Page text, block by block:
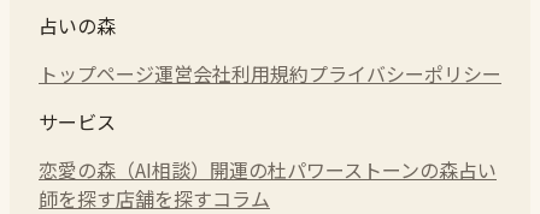
占いの森
トップページ運営会社利用規約プライバシーポリシー
サービス
恋愛の森（AI相談） 開運の杜パワーストーンの森占い
師を探す店舗を探すコラム